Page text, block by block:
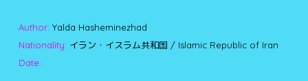
Author: Yalda Hasheminezhad
Nationality: イラン・イスラム共和国 / Islamic Republic of Iran
Date: